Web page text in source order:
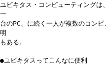
ユビキタス・コンピューティングは
一
台のPC、に続く一人が複数のコン
明
もある。
●ユビキタスってこんなに便利